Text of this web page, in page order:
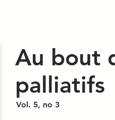
Au bout
palliatifs
Vol. 5, no 3